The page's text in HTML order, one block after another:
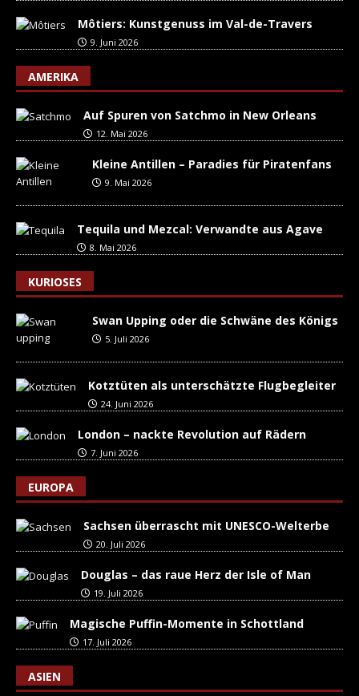
Môtiers: Kunstgenuss im Val-de-Travers
9. Juni 2026
AMERIKA
Auf Spuren von Satchmo in New Orleans
12. Mai 2026
Kleine Antillen – Paradies für Piratenfans
9. Mai 2026
Tequila und Mezcal: Verwandte aus Agave
8. Mai 2026
KURIOSES
Swan Upping oder die Schwäne des Königs
5. Juli 2026
Kotztüten als unterschätzte Flugbegleiter
24. Juni 2026
London – nackte Revolution auf Rädern
7. Juni 2026
EUROPA
Sachsen überrascht mit UNESCO-Welterbe
20. Juli 2026
Douglas – das raue Herz der Isle of Man
19. Juli 2026
Magische Puffin-Momente in Schottland
17. Juli 2026
ASIEN